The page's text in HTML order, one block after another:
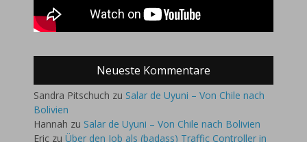
Neueste Kommentare
Sandra Pitschuch zu Salar de Uyuni – Von Chile nach
Bolivien
Hannah zu Salar de Uyuni – Von Chile nach Bolivien
Eric zu Über den Job als (badass) Traffic Controller in